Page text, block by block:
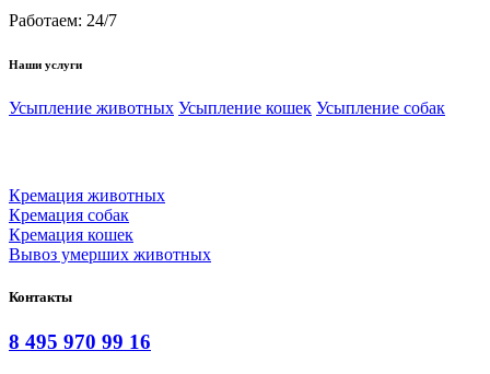
Работаем: 24/7
Наши услуги
Усыпление животных Усыпление кошек Усыпление собак
Кремация животных
Кремация собак
Кремация кошек
Вывоз умерших животных
Контакты
8 495 970 99 16